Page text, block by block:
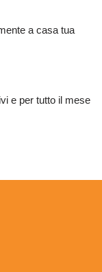
a casa tua
e per tutto il mese